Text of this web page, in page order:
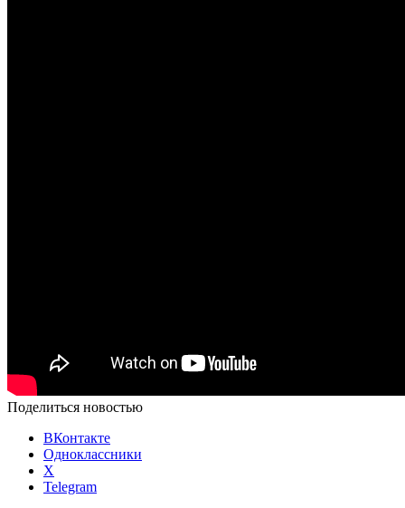
Поделиться новостью
ВКонтакте
Одноклассники
X
Telegram